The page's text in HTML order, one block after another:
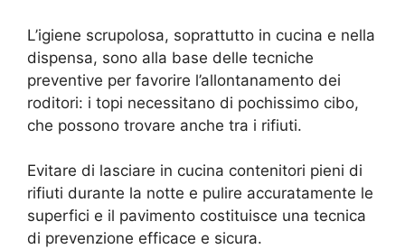
L’igiene scrupolosa, soprattutto in cucina e nella
dispensa, sono alla base delle tecniche
preventive per favorire l’allontanamento dei
roditori: i topi necessitano di pochissimo cibo,
che possono trovare anche tra i rifiuti.
Evitare di lasciare in cucina contenitori pieni di
rifiuti durante la notte e pulire accuratamente le
superfici e il pavimento costituisce una tecnica
di prevenzione efficace e sicura.